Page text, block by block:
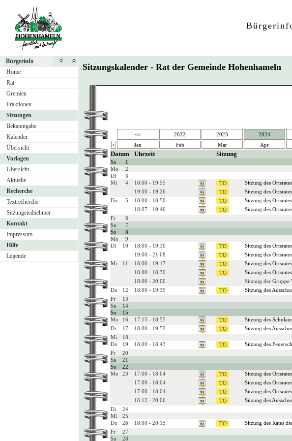
Bürgerinfo
Home
Rat
Gremien
Fraktionen
Sitzungen
Bekanntgabe
Kalender
Übersicht
Vorlagen
Übersicht
Aktuelle
Recherche
Textrecherche
Sitzungsteilnehmer
Kontakt
Impressum
Hilfe
Legende
Sitzungskalender - Rat der Gemeinde Hohenhameln
<< 2022 2023 2024
<
Jan Feb Mar Apr
Datum Uhrzeit Sitzung
So
1
Mo
2
Di
3
Mi
4 18:00 - 19:55
Sitzung des
19:00 - 19:26
Sitzung des
Do
5 18:00 - 18:50
Sitzung des
18:07 - 19:46
Sitzung des
Fr
6
Sa
7
So
8
Mo
9
Di
10 18:00 - 19:30
Sitzung des
19:00 - 21:08
Sitzung des
Mi
11 18:00 - 19:17
Sitzung des
18:00 - 18:30
Sitzung des
18:00 - 20:00
Sitzung der Gruppe
Do
12 18:00 - 19:35
Sitzung des
Fr
13
Sa
14
So
15
Mo
16 17:15 - 18:55
Sitzung des
Di
17 18:00 - 19:52
Sitzung des
Mi
18
Do
19 18:00 - 18:43
Sitzung des
Fr
20
Sa
21
So
22
Mo
23 17:00 - 18:04
Sitzung des
17:00 - 18:04
Sitzung des
17:00 - 18:04
Sitzung des
18:12 - 20:06
Sitzung des
Di
24
Mi
25
Do
26 18:00 - 20:15
Sitzung des Rates
Fr
27
Sa
28